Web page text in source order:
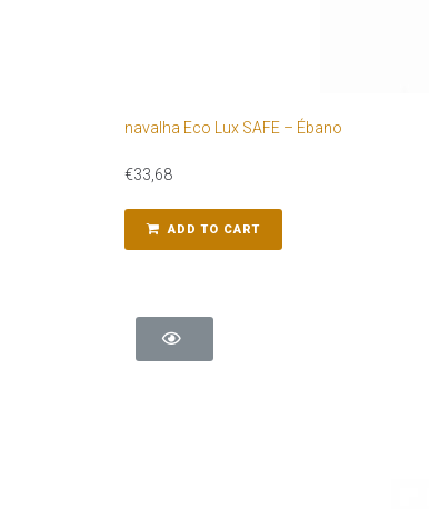
navalha Eco Lux SAFE – Ébano
€33,68
ADD TO CART